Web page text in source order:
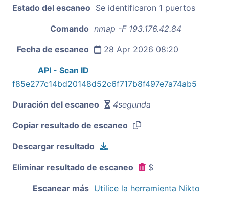
Estado del escaneo Se identificaron 1 puertos
Comando nmap -F 193.176.42.84
Fecha de escaneo 28 Apr 2026 08:20
API - Scan ID
f85e277c14bd20148d52c6f717b8f497e7a74ab5
Duración del escaneo 4segunda
Copiar resultado de escaneo
Descargar resultado
Eliminar resultado de escaneo $
Escanear más Utilice la herramienta Nikto